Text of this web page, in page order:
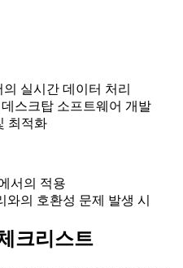
실시간 데이터 처리
스크탑 소프트웨어 개발
최적화
서의 적용
의 호환성 문제 발생 시
크리스트